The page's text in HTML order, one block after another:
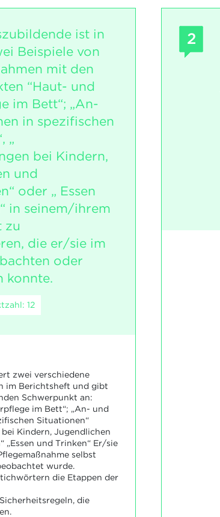
ist in
Beispiele von
mit den
“Haut- und
im Bett“; „An-
in spezifischen
„
bei Kindern,
und
oder „ Essen
in seinem/ihrem
zu
die er/sie im
oder
konnte.
12
zwei verschiedene
im Berichtsheft und gibt
Schwerpunkt an:
im Bett“; „An- und
Situationen“
Kindern, Jugendlichen
„Essen und Trinken“ Er/sie
selbst
wurde.
die Etappen der
die
2